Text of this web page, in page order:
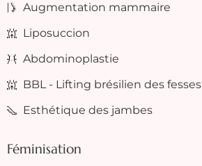
Augmentation mammaire
Liposuccion
Abdominoplastie
BBL - Lifting brésilien des fesses
Esthétique des jambes
Féminisation